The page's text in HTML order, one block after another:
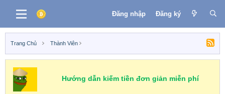
Đăng nhập Đăng ký
Trang Chủ Thành Viên
Hướng dẫn kiếm tiền đơn giản miễn phí